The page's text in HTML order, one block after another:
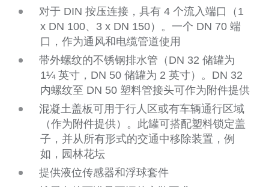
对于 DIN 按压连接，具有 4 个流入端口（1
x DN 100、3 x DN 150）。一个 DN 70 端
口，作为通风和电缆管道使用
带外螺纹的不锈钢排水管（DN 32 储罐为
1¼ 英寸，DN 50 储罐为 2 英寸）。DN 32
内螺纹至 DN 50 塑料管接头可作为附件提供
混凝土盖板可用于行人区或有车辆通行区域
（作为附件提供）。此罐可搭配塑料锁定盖
子，并从所有形式的交通中移除装置，例
如，园林花坛
提供液位传感器和浮球套件